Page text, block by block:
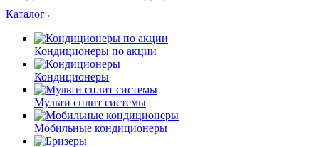
Каталог
Кондиционеры по акции
Кондиционеры
Мульти сплит системы
Мобильные кондиционеры